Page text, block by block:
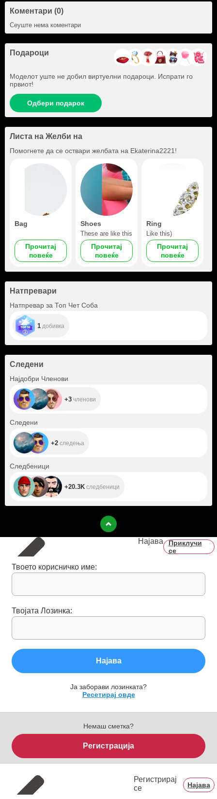
Коментари (0)
Сеуште нема коментари
Подароци
Моделот уште не добил виртуелни подароци. Испрати го
првиот!
Одбери подарок
Листа на Желби на
Помогнете да се оствари желбата на Ekaterina2221 !
Bag
Прочитај
повеќе
Shoes
These are like this
Прочитај
повеќе
Ring
Like this)
Прочитај
повеќе
Натпревари
Натпревар за Топ Чет Соба
1 добивка
Следени
Најдобри Членови
+3 членови
Следени
+2 следења
Следбеници
+20.3K следбеници
Најава
Приклучи
се
Твоето корисничко име:
Твојата Лозинка:
Најава
Ја заборави лозинката?
Ресетирај овде
Немаш сметка?
Регистрација
Регистрирај
се
Најава